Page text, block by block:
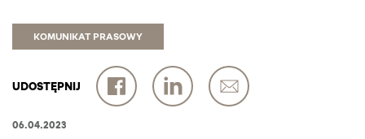
KOMUNIKAT PRASOWY
UDOSTĘPNIJ
06.04.2023